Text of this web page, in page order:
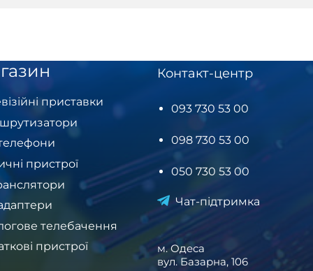
приставки
пристрої
телебачення
пристрої
Контакт-центр
093 730 53 00
098 730 53 00
050 730 53 00
Чат-підтримка
м. Одеса
вул. Базарна, 106